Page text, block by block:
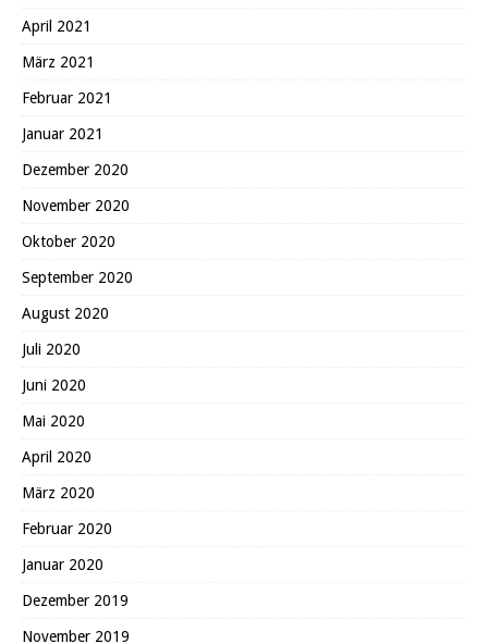
April 2021
März 2021
Februar 2021
Januar 2021
Dezember 2020
November 2020
Oktober 2020
September 2020
August 2020
Juli 2020
Juni 2020
Mai 2020
April 2020
März 2020
Februar 2020
Januar 2020
Dezember 2019
November 2019